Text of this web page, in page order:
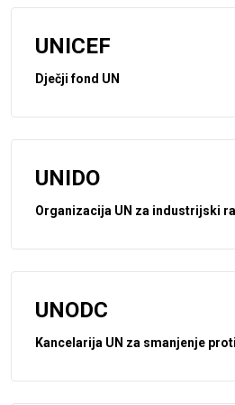
UNICEF
Dječji fond UN
UNIDO
Organizacija UN za industrijski
UNODC
Kancelarija UN za smanjenje